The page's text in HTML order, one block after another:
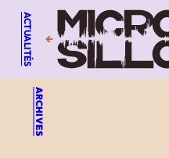
Aller
contenu
ACTUALITÉS ←
ARCHIVES